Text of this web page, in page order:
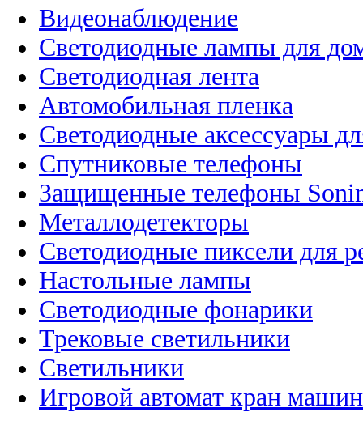
Видеонаблюдение
Светодиодные лампы для
Светодиодная лента
Автомобильная пленка
Светодиодные аксессуары
Спутниковые телефоны
Защищенные телефоны
Металлодетекторы
Светодиодные пиксели для
Настольные лампы
Светодиодные фонарики
Трековые светильники
Светильники
Игровой автомат кран